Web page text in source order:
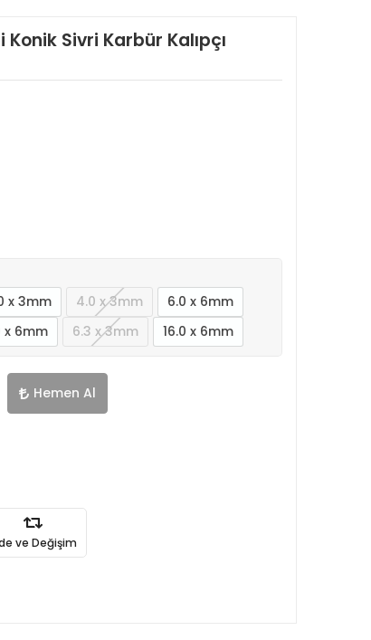
Sivri Karbür Kalıpçı
x 3mm 4.0 x 3mm
6.0 x 6mm
x 6mm 6.3 x 3mm 16.0 x 6mm
Hemen Al
ve Değişim